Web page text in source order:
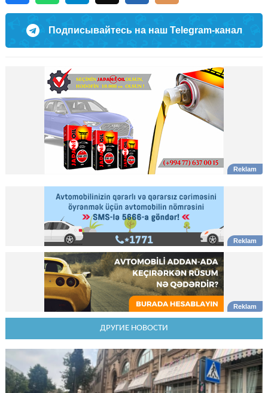
Подписывайтесь на наш Telegram-канал
ДРУГИЕ НОВОСТИ